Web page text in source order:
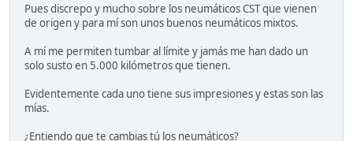
Pues discrepo y mucho sobre los neumáticos CST que vienen
de origen y para mí son unos buenos neumáticos mixtos.
A mí me permiten tumbar al límite y jamás me han dado un
solo susto en 5.000 kilómetros que tienen.
Evidentemente cada uno tiene sus impresiones y estas son las
mías.
¿Entiendo que te cambias tú los neumáticos?